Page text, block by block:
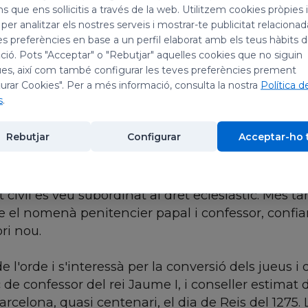
de Penyafort (Penedès) cap a l'any 1175, era
i escriptor de la catedral de Barcelona.
on exercí també el professorat. Després de
escolàstic, de gran difusió a l'edat mitjana.
seu, però renuncià molt aviat aquests càrrecs
congregació que conegué a Bolonya.
silenci documental, que esmerçà en l'estudi i
penitencial anomenada
,
civil es veu subordinat al dret eclesiàstic. Més
el nomenà penitencier papal i confessor,
nou.
l'orde i s'interessà per la conversió dels jueus i
de confessor del rei Jaume I, i conseller
quasi centenari, el dia de Reis del 1275.
que ens sol·licitis a través de la web. Utilitzem cookies pròpies
analitzar els nostres serveis i mostrar-te publicitat
preferències en base a un perfil elaborat amb els teus hàbits
Pots "Acceptar" o "Rebutjar" aquelles cookies que no siguin
així com també configurar les teves preferències prement
Cookies". Per a més informació, consulta la nostra Política
.
Rebutjar Configurar Acceptar-ho